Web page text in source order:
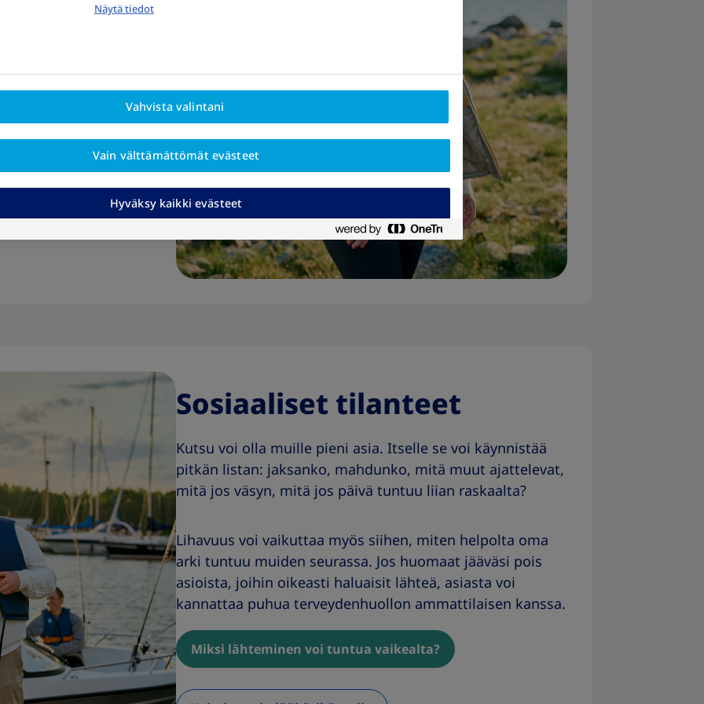
ei kuitenkaan ole.
tekijöitä, eikä niitä
Tieto ja
millainen
Sosiaaliset tilanteet
Kutsu voi olla muille pieni asia. Itselle se voi käynnistää
pitkän listan: jaksanko, mahdunko, mitä muut ajattelevat,
mitä jos väsyn, mitä jos päivä tuntuu liian raskaalta?
Lihavuus voi vaikuttaa myös siihen, miten helpolta oma
arki tuntuu muiden seurassa. Jos huomaat jääväsi pois
asioista, joihin oikeasti haluaisit lähteä, asiasta voi
kannattaa puhua terveydenhuollon ammattilaisen kanssa.
Miksi lähteminen voi tuntua vaikealta?
Näytä tiedot
Vahvista valintani
Vain välttämättömät evästeet
Hyväksy kaikki evästeet